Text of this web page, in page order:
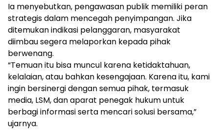
Ia menyebutkan, pengawasan publik memiliki peran
strategis dalam mencegah penyimpangan. Jika
ditemukan indikasi pelanggaran, masyarakat
diimbau segera melaporkan kepada pihak
berwenang.
“Temuan itu bisa muncul karena ketidaktahuan,
kelalaian, atau bahkan kesengajaan. Karena itu, kami
ingin bersinergi dengan semua pihak, termasuk
media, LSM, dan aparat penegak hukum untuk
berbagi informasi serta mencari solusi bersama,”
ujarnya.